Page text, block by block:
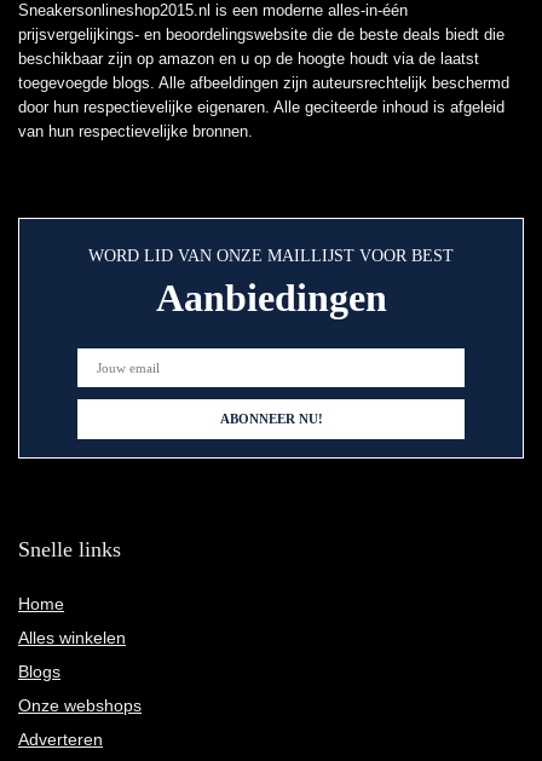
Sneakersonlineshop2015.nl is een moderne alles-in-één
prijsvergelijkings- en beoordelingswebsite die de beste deals biedt die
beschikbaar zijn op amazon en u op de hoogte houdt via de laatst
toegevoegde blogs. Alle afbeeldingen zijn auteursrechtelijk beschermd
door hun respectievelijke eigenaren. Alle geciteerde inhoud is afgeleid
van hun respectievelijke bronnen.
WORD LID VAN ONZE MAILLIJST VOOR BEST
Aanbiedingen
Snelle links
Home
Alles winkelen
Blogs
Onze webshops
Adverteren